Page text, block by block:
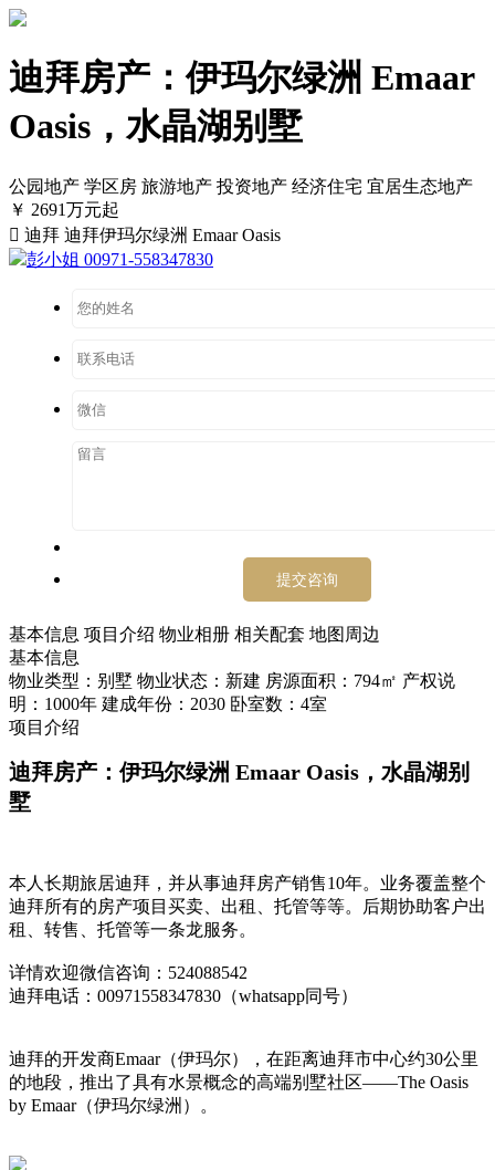
迪拜房产：伊玛尔绿洲 Emaar
Oasis，水晶湖别墅
公园地产 学区房 旅游地产 投资地产 经济住宅 宜居生态地产
￥ 2691万元起
 迪拜 迪拜伊玛尔绿洲 Emaar Oasis
彭小姐 00971-558347830
基本信息 项目介绍 物业相册 相关配套 地图周边
基本信息
物业类型：别墅 物业状态：新建 房源面积：794㎡ 产权说
明：1000年 建成年份：2030 卧室数：4室
项目介绍
迪拜房产：伊玛尔绿洲 Emaar Oasis， 水晶湖别
墅
本人长期旅居迪拜，并从事迪拜房产销售10年。业务覆盖整个
迪拜所有的房产项目买卖、出租、托管等等。后期协助客户出
租、转售、托管等一条龙服务。
详情欢迎微信咨询：524088542
迪拜电话：00971558347830（whatsapp同号）
迪拜的开发商Emaar（伊玛尔），在距离迪拜市中心约30公里
的地段，推出了具有水景概念的高端别墅社区——The Oasis
by Emaar（伊玛尔绿洲）。